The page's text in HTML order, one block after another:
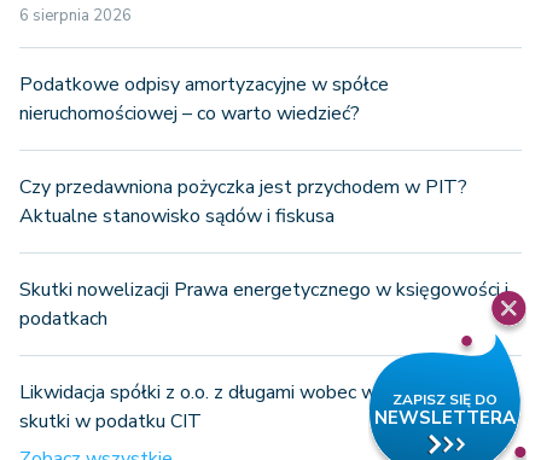
6 sierpnia 2026
Podatkowe odpisy amortyzacyjne w spółce
nieruchomościowej – co warto wiedzieć?
Czy przedawniona pożyczka jest przychodem w PIT?
Aktualne stanowisko sądów i fiskusa
Skutki nowelizacji Prawa energetycznego w księgowości i
podatkach
Likwidacja spółki z o.o. z długami wobec wspólników –
skutki w podatku CIT